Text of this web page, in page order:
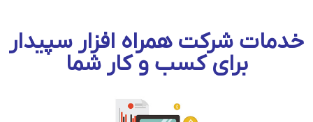
خدمات شرکت همراه افزار سپیدار
برای کسب و کار شما